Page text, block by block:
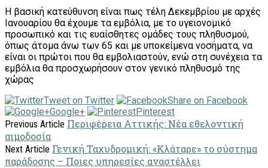
Η βασική κατεύθυνση είναι πως τέλη Δεκεμβρίου με αρχές
Ιανουαρίου θα έχουμε τα εμβόλια, με το υγειονομικό
προσωπικό και τις ευαίσθητες ομάδες τους πληθυσμού,
όπως άτομα άνω των 65 και με υποκείμενα νοσήματα, να
είναι οι πρώτοι που θα εμβολιαστούν, ενώ στη συνέχεια τα
εμβόλια θα προσχωρήσουν στον γενικό πληθυσμό της
χώρας
Tweet on Twitter
Share on Facebook
Google+
Pinterest
Previous Article Περιφέρεια Αττικής: Νέα εθελοντική
αιμοδοσία
Next Article Γενική Ταχυδρομική: «Κλάταρε» το σύστημα
παράδοσης – Ποιες υπηρεσίες αναστέλλει